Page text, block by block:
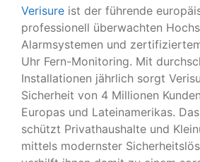
Verisure ist der führende
professionell überwachten
Alarmsystemen und
Uhr Fern-Monitoring. Mit
Installationen jährlich sorgt
Sicherheit von 4 Millionen
Europas und Lateinamerikas.
schützt Privathaushalte und
mittels modernster